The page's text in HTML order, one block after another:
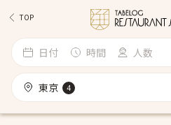
TOP
日付 時間 人数
東京 4